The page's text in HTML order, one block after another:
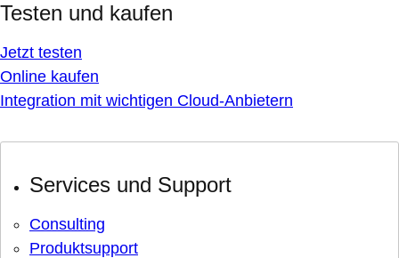
Testen und kaufen
Jetzt testen
Online kaufen
Integration mit wichtigen Cloud-Anbietern
Services und Support
Consulting
Produktsupport